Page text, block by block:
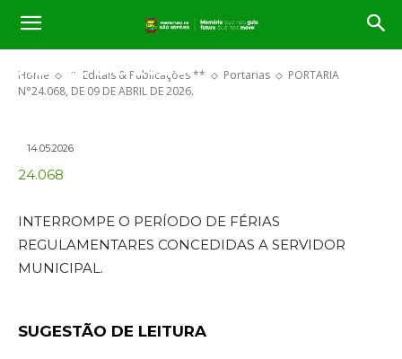
Home ** Editais & Publicações ** Portarias
PORTARIA
N°24.068, DE 09 DE ABRIL DE 2026.
PORTARIA N°24.068, DE 09 DE
ABRIL DE 2026.
14.05.2026
24.068
INTERROMPE O PERÍODO DE FÉRIAS
REGULAMENTARES CONCEDIDAS A SERVIDOR
MUNICIPAL.
SUGESTÃO DE LEITURA